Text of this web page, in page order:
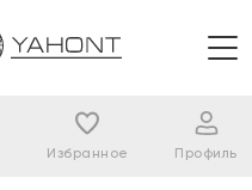
Избранное Профиль